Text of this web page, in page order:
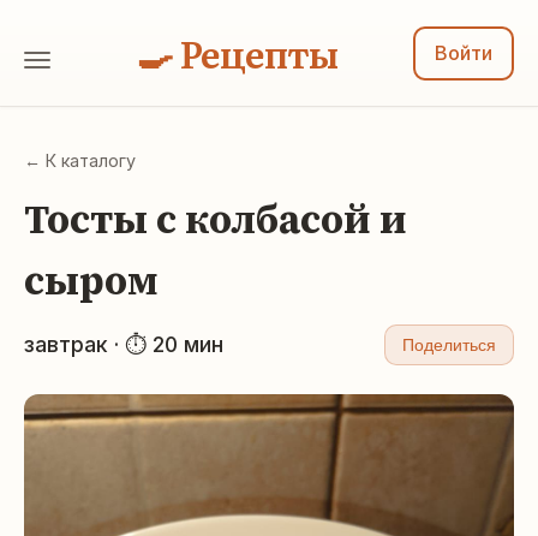
🍳 Рецепты Войти
← К каталогу
Тосты с колбасой и
сыром
завтрак · ⏱ 20 мин Поделиться